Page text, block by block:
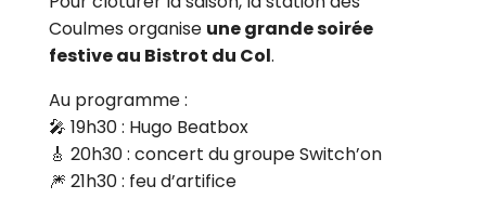
Coulmes organise une grande soirée
festive au Bistrot du Col.
Au programme :
🎤 19h30 : Hugo Beatbox
🎸 20h30 : concert du groupe Switch’on
🎆 21h30 : feu d’artifice